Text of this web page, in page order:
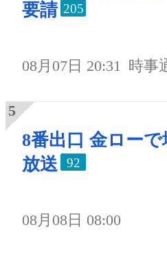
要請 205
08月07日 20:31 時事
8番出口 金ローで
放送
92
08月08日 08:00